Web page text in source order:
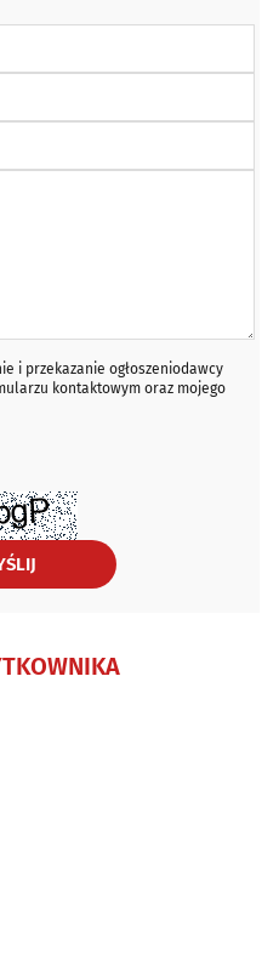
i przekazanie ogłoszeniodawcy
kontaktowym oraz mojego